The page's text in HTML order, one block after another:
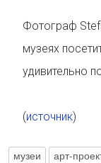
Фотограф
музеях
удивительно
(источник)
музеи арт-